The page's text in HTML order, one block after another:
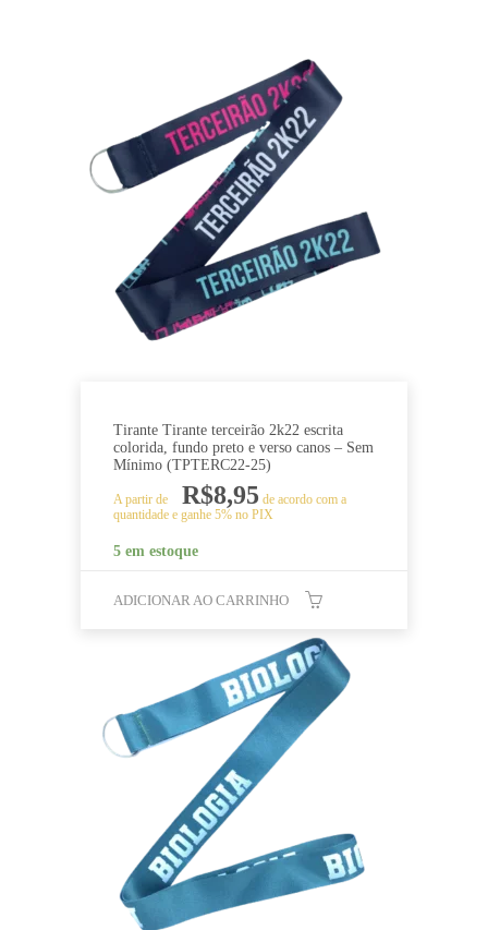
Tirante Tirante terceirão 2k22 escrita
colorida, fundo preto e verso canos – Sem
Mínimo (TPTERC22-25)
A partir de R$8,95 de acordo com a
quantidade e ganhe 5% no PIX
5 em estoque
ADICIONAR AO CARRINHO